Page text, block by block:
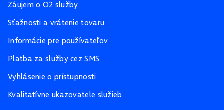
Záujem o O2 služby
Sťažnosti a vrátenie tovaru
Informácie pre používateľov
Platba za služby cez SMS
Vyhlásenie o prístupnosti
Kvalitatívne ukazovatele služieb